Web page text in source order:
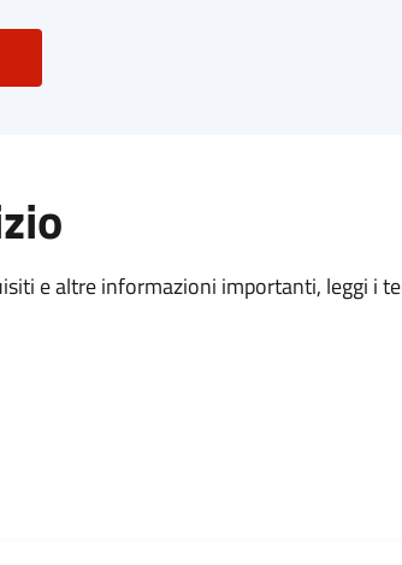
e altre informazioni importanti, leggi i